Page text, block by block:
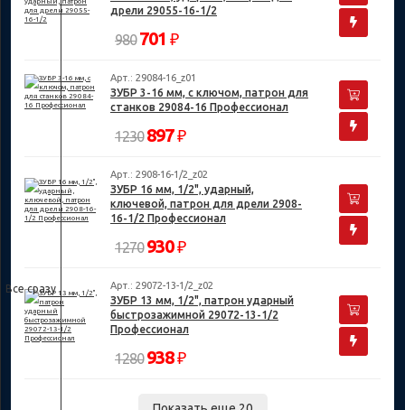
дрели 29055-16-1/2
980 701 ₽
Арт.: 29084-16_z01
ЗУБР 3-16 мм, с ключом, патрон для
станков 29084-16 Профессионал
1230 897₽
Арт.: 2908-16-1/2_z02
ЗУБР 16 мм, 1/2", ударный,
ключевой, патрон для дрели 2908-
16-1/2 Профессионал
1270 930₽
Арт.: 29072-13-1/2_z02
ЗУБР 13 мм, 1/2", патрон ударный
быстрозажимной 29072-13-1/2
Профессионал
1280 938₽
Все сразу